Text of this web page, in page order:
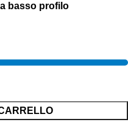
basso profilo